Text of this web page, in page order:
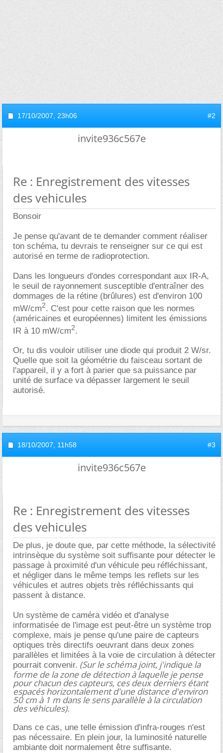
17/10/2007, 23h06 #2
invite936c567e
Re : Enregistrement des vitesses
des vehicules
Bonsoir
Je pense qu'avant de te demander comment réaliser
ton schéma, tu devrais te renseigner sur ce qui est
autorisé en terme de radioprotection.
Dans les longueurs d'ondes correspondant aux IR-A,
le seuil de rayonnement susceptible d'entraîner des
dommages de la rétine (brûlures) est d'environ 100
mW/cm2. C'est pour cette raison que les normes
(américaines et européennes) limitent les émissions
IR à 10 mW/cm2.
Or, tu dis vouloir utiliser une diode qui produit 2 W/sr.
Quelle que soit la géométrie du faisceau sortant de
l'appareil, il y a fort à parier que sa puissance par
unité de surface va dépasser largement le seuil
autorisé.
18/10/2007, 11h58 #3
invite936c567e
Re : Enregistrement des vitesses
des vehicules
De plus, je doute que, par cette méthode, la sélectivité
intrinsèque du système soit suffisante pour détecter le
passage à proximité d'un véhicule peu réfléchissant,
et négliger dans le même temps les reflets sur les
véhicules et autres objets très réfléchissants qui
passent à distance.
Un système de caméra vidéo et d'analyse
informatisée de l'image est peut-être un système trop
complexe, mais je pense qu'une paire de capteurs
optiques très directifs oeuvrant dans deux zones
parallèles et limitées à la voie de circulation à détecter
pourrait convenir. (Sur le schéma joint, j'indique la
forme de la zone de détection à laquelle je pense
pour chacun des capteurs, ces deux derniers étant
espacés horizontalement d'une distance d'environ
50 cm à 1 m dans le sens parallèle à la circulation
des véhicules).
Dans ce cas, une telle émission d'infra-rouges n'est
pas nécessaire. En plein jour, la luminosité naturelle
ambiante doit normalement être suffisante.